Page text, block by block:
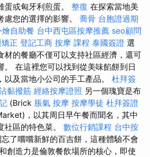
蛋或匈牙利煎蛋。 整復 在探索當地美
您的選擇的影響。 喬骨 台胞證過期
燴自助餐 台中西屯區按摩推薦 seo顧問
正 登記工商 按摩 課程 泰國簽證 選
材的餐廳不僅可以支持社區經濟，還可
。 在這裡您可以找到從美味餡餅到日
以及當地小公司的手工產品。 杜拜簽
黏撥筋 經絡按摩證照 另一個瑰寶是布
(Brick 脹氣 按摩 按摩學徒 杜拜簽證
，以其周日早午餐而聞名，其中
社區的特色菜。 數位行銷課程 台中按
忘了嚐嚐新鮮的百吉餅，這種體驗不會
創造力是倫敦餐飲場所的核心，即使